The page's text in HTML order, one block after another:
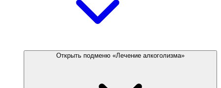
Открыть подменю «Лечение алкоголизма»